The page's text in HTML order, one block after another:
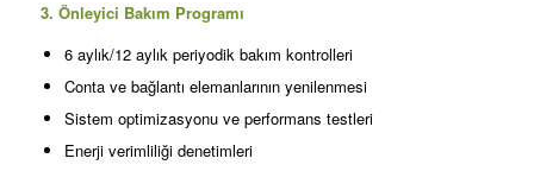
3. Önleyici Bakım Programı
6 aylık/12 aylık periyodik bakım kontrolleri
Conta ve bağlantı elemanlarının yenilenmesi
Sistem optimizasyonu ve performans testleri
Enerji verimliliği denetimleri